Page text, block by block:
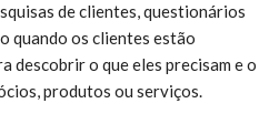
de clientes, questionários
quando os clientes estão
descobrir o que eles precisam e o
produtos ou serviços.